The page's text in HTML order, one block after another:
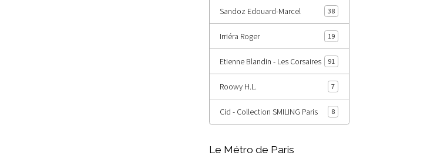
Sandoz Edouard-Marcel 38
Irriéra Roger 19
Etienne Blandin - Les Corsaires 91
Roowy H.L. 7
Cid - Collection SMILING Paris 8
Le Métro de Paris